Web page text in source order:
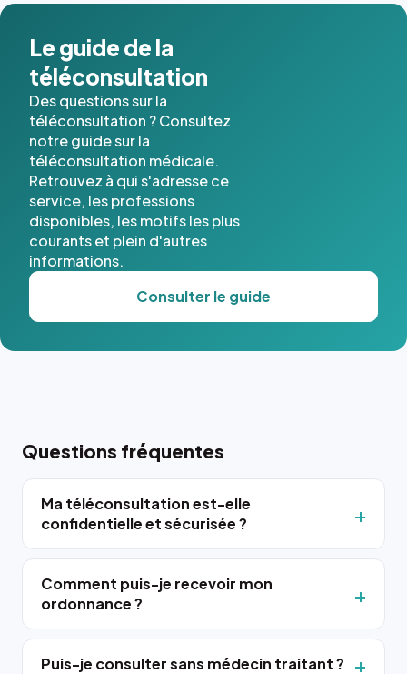
Le guide de la
téléconsultation
Des questions sur la
téléconsultation ? Consultez
notre guide sur la
téléconsultation médicale.
Retrouvez à qui s'adresse ce
service, les professions
disponibles, les motifs les plus
courants et plein d'autres
informations.
Consulter le guide
Questions fréquentes
Ma téléconsultation est-elle
confidentielle et sécurisée ?
Comment puis-je recevoir mon
ordonnance ?
Puis-je consulter sans médecin traitant ?